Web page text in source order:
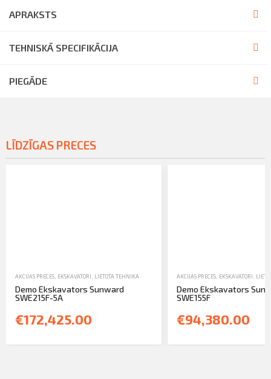
APRAKSTS
TEHNISKĀ SPECIFIKĀCIJA
PIEGĀDE
LĪDZĪGAS PRECES
AKCIJAS PRECES EKSKAVATORI LIETOTA TEHNIKA
Demo Ekskavators Sunward
SWE215F-5A
€172,425.00
AKCIJAS PRECES, EKSKAVATORI
Demo Ekskavators
SWE155F
€94,380.00